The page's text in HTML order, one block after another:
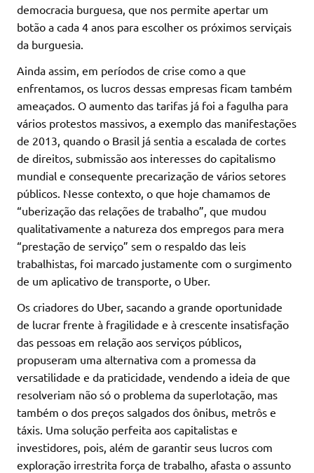
democracia burguesa, que nos permite apertar um
botão a cada 4 anos para escolher os próximos serviçais
da burguesia.
Ainda assim, em períodos de crise como a que
enfrentamos, os lucros dessas empresas ficam também
ameaçados. O aumento das tarifas já foi a fagulha para
vários protestos massivos, a exemplo das manifestações
de 2013, quando o Brasil já sentia a escalada de cortes
de direitos, submissão aos interesses do capitalismo
mundial e consequente precarização de vários setores
públicos. Nesse contexto, o que hoje chamamos de
“uberização das relações de trabalho”, que mudou
qualitativamente a natureza dos empregos para mera
“prestação de serviço” sem o respaldo das leis
trabalhistas, foi marcado justamente com o surgimento
de um aplicativo de transporte, o Uber.
Os criadores do Uber, sacando a grande oportunidade
de lucrar frente à fragilidade e à crescente insatisfação
das pessoas em relação aos serviços públicos,
propuseram uma alternativa com a promessa da
versatilidade e da praticidade, vendendo a ideia de que
resolveriam não só o problema da superlotação, mas
também o dos preços salgados dos ônibus, metrôs e
táxis. Uma solução perfeita aos capitalistas e
investidores, pois, além de garantir seus lucros com
exploração irrestrita força de trabalho, afasta o assunto